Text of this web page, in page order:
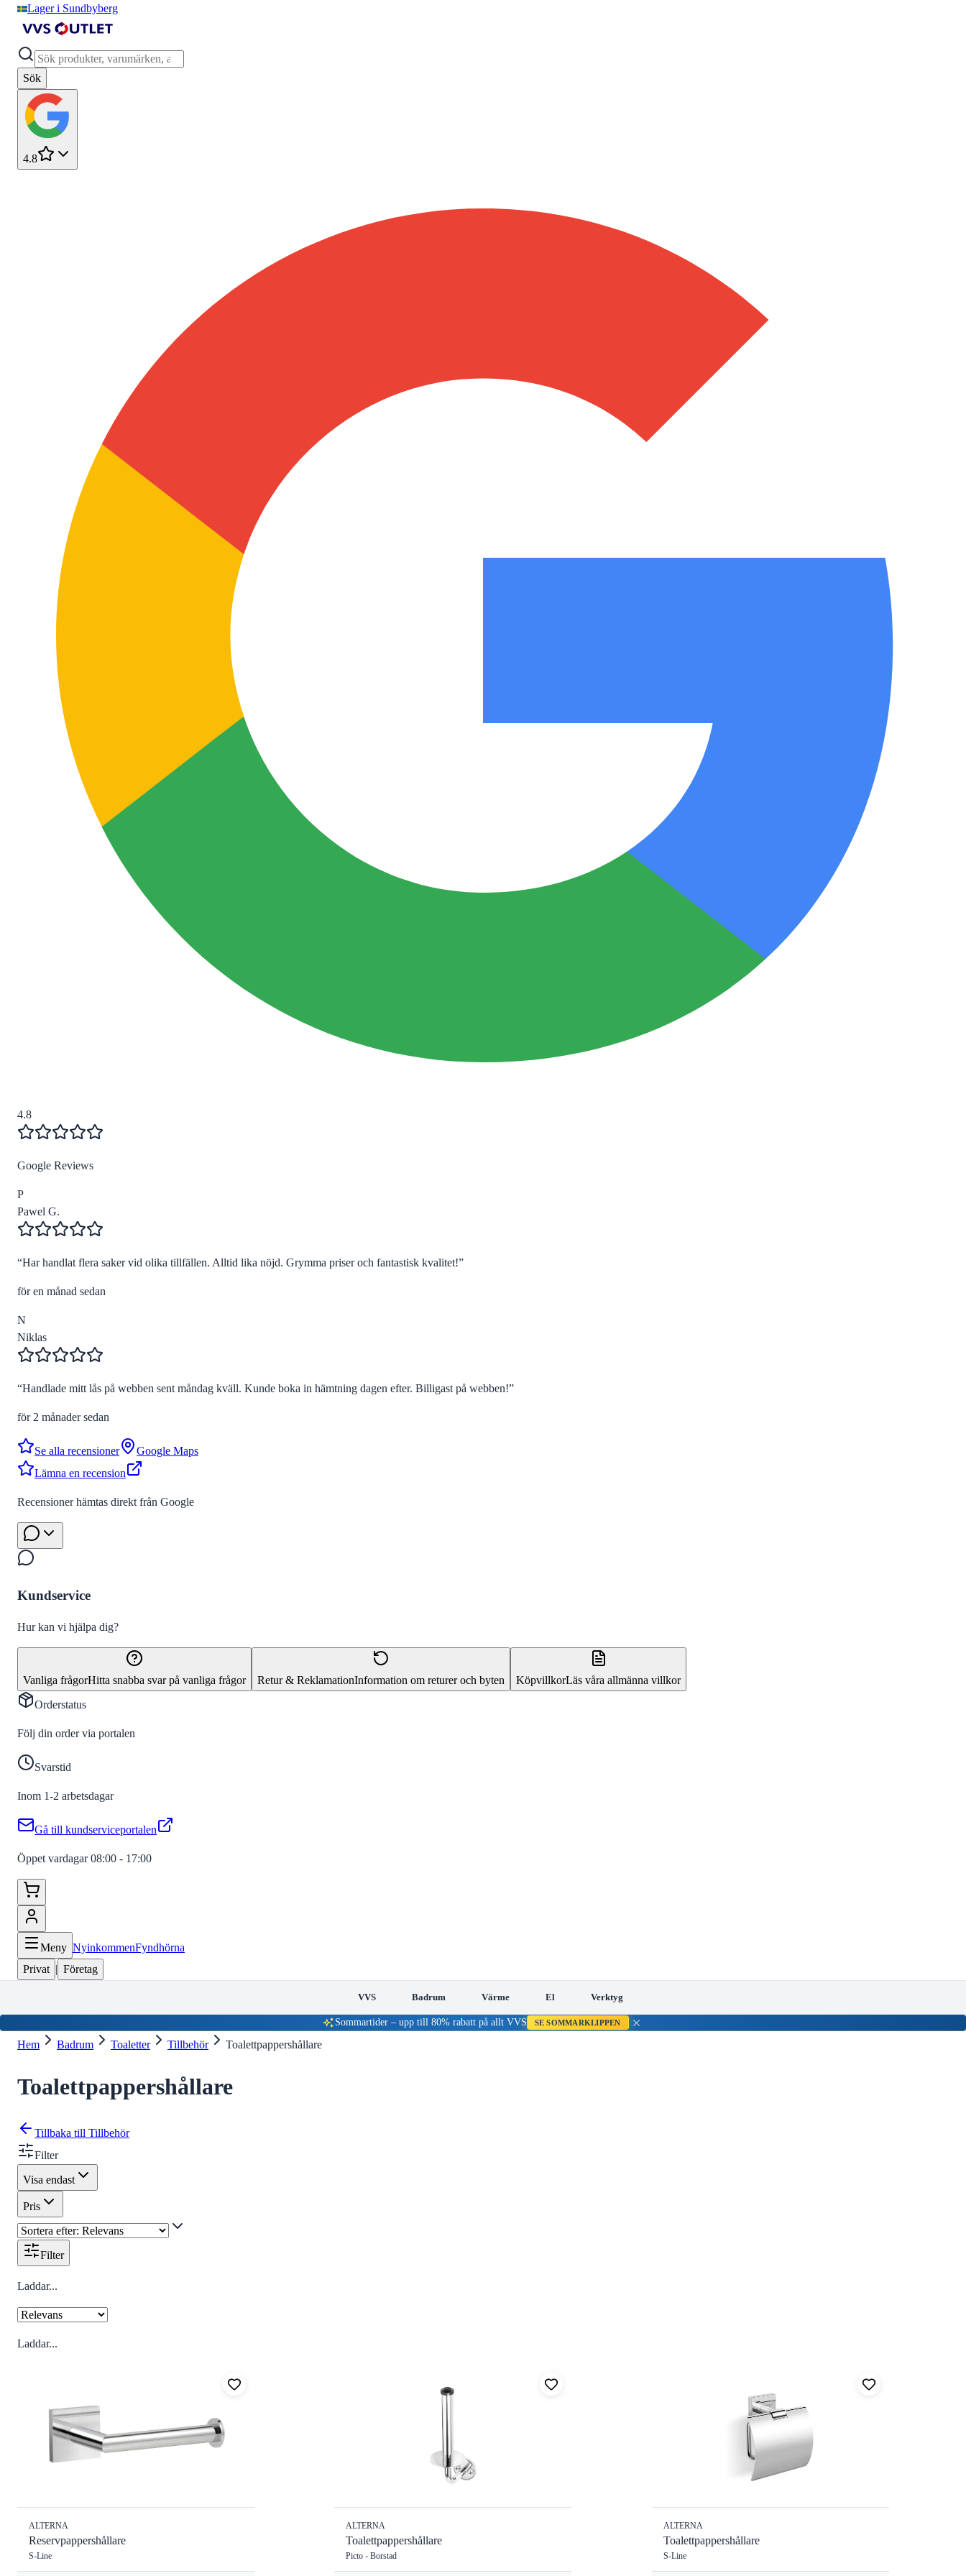
Lager i Sundbyberg
Sök
4.8
4.8
Google Reviews
P
Pawel G.
“Har handlat flera saker vid olika tillfällen. Alltid lika nöjd. Grymma priser och fantastisk kvalitet!”
för en månad sedan
N
Niklas
“Handlade mitt lås på webben sent måndag kväll. Kunde boka in hämtning dagen efter. Billigast på webben!”
för 2 månader sedan
Se alla recensioner
Google Maps
Lämna en recension
Recensioner hämtas direkt från Google
Kundservice
Hur kan vi hjälpa dig?
Vanliga frågorHitta snabba svar på vanliga frågor Retur & ReklamationInformation om returer och byten KöpvillkorLäs våra allmänna villkor
Orderstatus
Följ din order via portalen
Svarstid
Inom 1-2 arbetsdagar
Gå till kundserviceportalen
Öppet vardagar 08:00 - 17:00
Meny NyinkommenFyndhörna
Privat | Företag
VVS Badrum Värme El Verktyg
Sommartider – upp till 80% rabatt på allt VVS SE SOMMARKLIPPEN
Hem Badrum Toaletter Tillbehör Toalettpappershållare
Toalettpappershållare
Tillbaka till Tillbehör
Filter
Visa endast
Pris
Filter
Laddar...
Laddar...
ALTERNA
Reservpappershållare
S-Line
ALTERNA
Toalettpappershållare
Picto - Borstad
ALTERNA
Toalettpappershållare
S-Line